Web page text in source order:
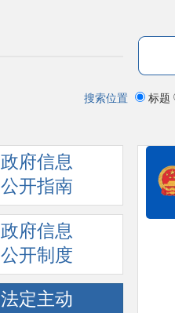
搜索位置 标题
政府信息
公开指南
政府信息
公开制度
法定主动